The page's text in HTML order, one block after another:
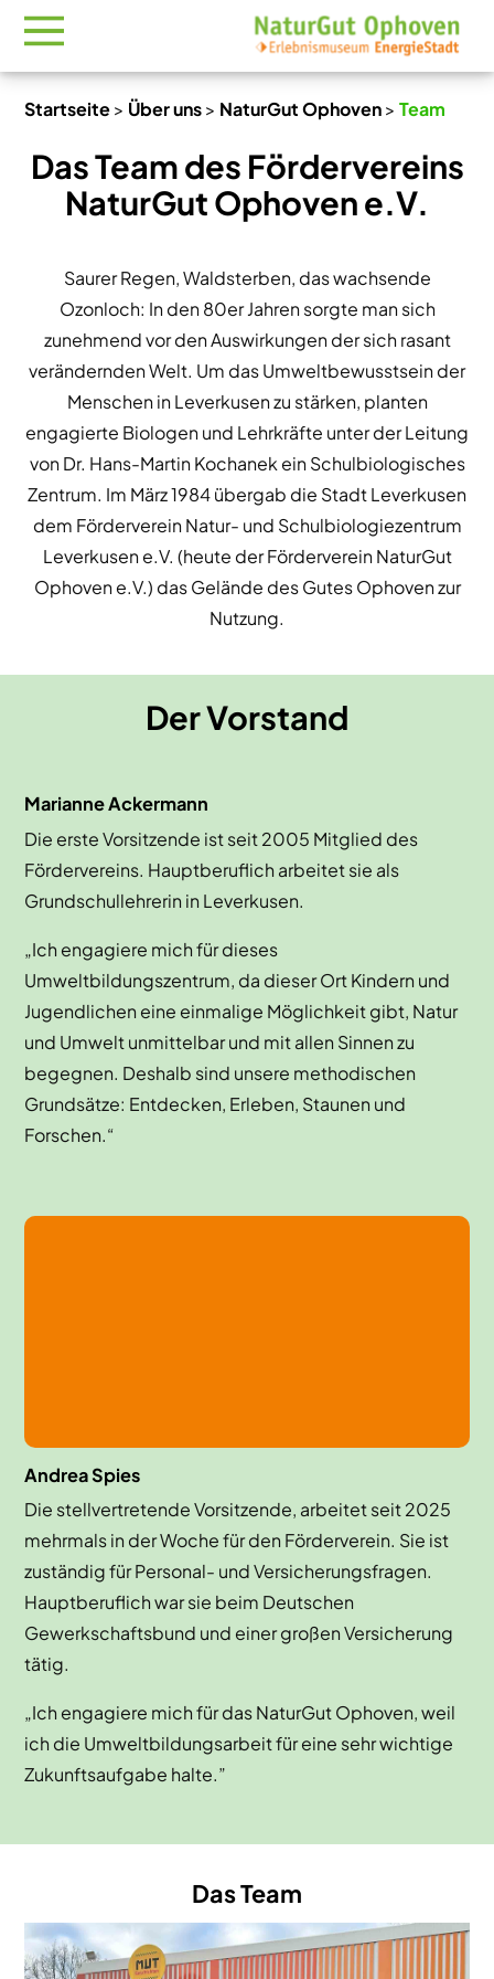
Startseite> Über uns> NaturGut Ophoven>Team
Das Team des Fördervereins
NaturGut Ophoven e.V.
Saurer Regen, Waldsterben, das wachsende
Ozonloch: In den 80er Jahren sorgte man sich
zunehmend vor den Auswirkungen der sich rasant
verändernden Welt. Um das Umweltbewusstsein der
Menschen in Leverkusen zu stärken, planten
engagierte Biologen und Lehrkräfte unter der Leitung
von Dr. Hans-Martin Kochanek ein Schulbiologisches
Zentrum. Im März 1984 übergab die Stadt Leverkusen
dem Förderverein Natur- und Schulbiologiezentrum
Leverkusen e.V. (heute der Förderverein NaturGut
Ophoven e.V.) das Gelände des Gutes Ophoven zur
Nutzung.
Der Vorstand
Marianne Ackermann
Die erste Vorsitzende ist seit 2005 Mitglied des
Fördervereins. Hauptberuflich arbeitet sie als
Grundschullehrerin in Leverkusen.
„Ich engagiere mich für dieses
Umweltbildungszentrum, da dieser Ort Kindern und
Jugendlichen eine einmalige Möglichkeit gibt, Natur
und Umwelt unmittelbar und mit allen Sinnen zu
begegnen. Deshalb sind unsere methodischen
Grundsätze: Entdecken, Erleben, Staunen und
Forschen.“
Andrea Spies
Die stellvertretende Vorsitzende, arbeitet seit 2025
mehrmals in der Woche für den Förderverein. Sie ist
zuständig für Personal- und Versicherungsfragen.
Hauptberuflich war sie beim Deutschen
Gewerkschaftsbund und einer großen Versicherung
tätig.
„Ich engagiere mich für das NaturGut Ophoven, weil
ich die Umweltbildungsarbeit für eine sehr wichtige
Zukunftsaufgabe halte.”
Das Team